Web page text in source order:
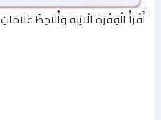
أَقْرَأُ الْفِقْرَةَ الْآتِيَةَ وَأُلَاحِظُ